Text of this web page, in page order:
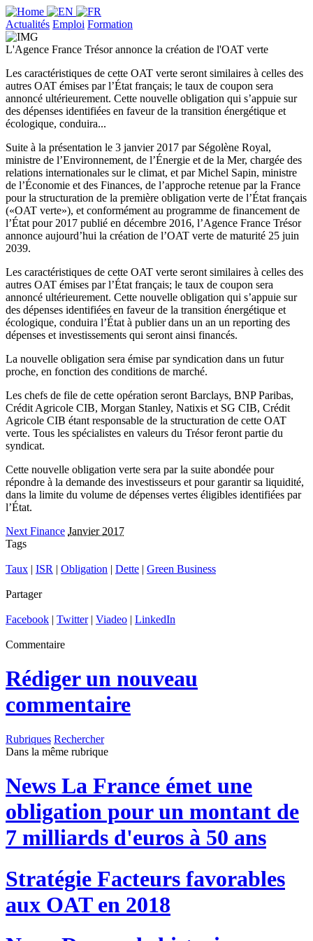
Actualités Emploi Formation
L'Agence France Trésor annonce la création de l'OAT verte
Les caractéristiques de cette OAT verte seront similaires à celles des
autres OAT émises par l’État français; le taux de coupon sera
annoncé ultérieurement. Cette nouvelle obligation qui s’appuie sur
des dépenses identifiées en faveur de la transition énergétique et
écologique, conduira...
Suite à la présentation le 3 janvier 2017 par Ségolène Royal,
ministre de l’Environnement, de l’Énergie et de la Mer, chargée des
relations internationales sur le climat, et par Michel Sapin, ministre
de l’Économie et des Finances, de l’approche retenue par la France
pour la structuration de la première obligation verte de l’État français
(«OAT verte»), et conformément au programme de financement de
l’État pour 2017 publié en décembre 2016, l’Agence France Trésor
annonce aujourd’hui la création de l’OAT verte de maturité 25 juin
2039.
Les caractéristiques de cette OAT verte seront similaires à celles des
autres OAT émises par l’État français; le taux de coupon sera
annoncé ultérieurement. Cette nouvelle obligation qui s’appuie sur
des dépenses identifiées en faveur de la transition énergétique et
écologique, conduira l’État à publier dans un an un reporting des
dépenses et investissements qui seront ainsi financés.
La nouvelle obligation sera émise par syndication dans un futur
proche, en fonction des conditions de marché.
Les chefs de file de cette opération seront Barclays, BNP Paribas,
Crédit Agricole CIB, Morgan Stanley, Natixis et SG CIB, Crédit
Agricole CIB étant responsable de la structuration de cette OAT
verte. Tous les spécialistes en valeurs du Trésor feront partie du
syndicat.
Cette nouvelle obligation verte sera par la suite abondée pour
répondre à la demande des investisseurs et pour garantir sa liquidité,
dans la limite du volume de dépenses vertes éligibles identifiées par
l’État.
Next Finance Janvier 2017
Tags
Taux | ISR | Obligation | Dette | Green Business
Partager
Facebook | Twitter| Viadeo | LinkedIn
Commentaire
Rédiger un nouveau
commentaire
Rubriques Rechercher
Dans la même rubrique
News La France émet une
obligation pour un montant de
7 milliards d'euros à 50 ans
Stratégie Facteurs favorables
aux OAT en 2018